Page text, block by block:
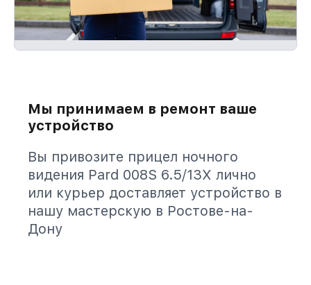
Мы принимаем в ремонт ваше
устройство
Вы привозите прицел ночного
видения Pard 008S 6.5/13X лично
или курьер доставляет устройство в
нашу мастерскую в Ростове-на-
Дону